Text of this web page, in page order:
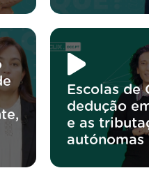
Escolas de
dedução
e as
autónomas